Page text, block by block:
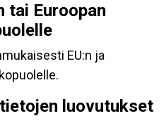
tai Euroopan
EU:n ja
luovutukset